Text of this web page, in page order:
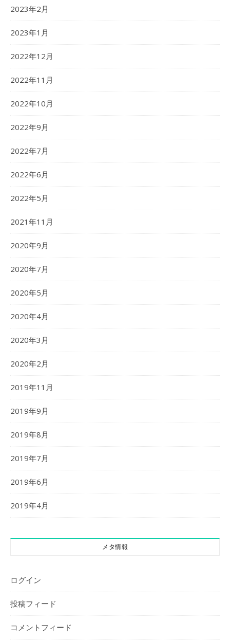
2023年2月
2023年1月
2022年12月
2022年11月
2022年10月
2022年9月
2022年7月
2022年6月
2022年5月
2021年11月
2020年9月
2020年7月
2020年5月
2020年4月
2020年3月
2020年2月
2019年11月
2019年9月
2019年8月
2019年7月
2019年6月
2019年4月
メタ情報
ログイン
投稿フィード
コメントフィード